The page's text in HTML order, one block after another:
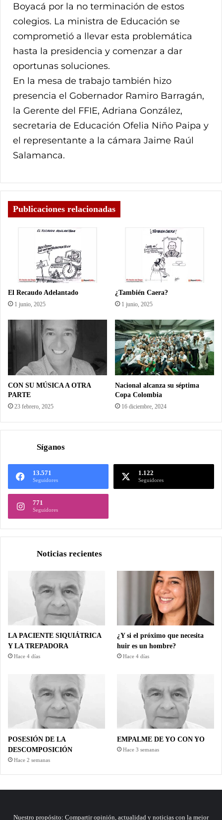
Boyacá por la no terminación de estos
colegios. La ministra de Educación se
comprometió a llevar esta problemática
hasta la presidencia y comenzar a dar
oportunas soluciones.
En la mesa de trabajo también hizo
presencia el Gobernador Ramiro Barragán,
la Gerente del FFIE, Adriana González,
secretaria de Educación Ofelia Niño Paipa y
el representante a la cámara Jaime Raúl
Salamanca.
Publicaciones relacionadas
El Recaudo Adelantado
1 junio, 2025
¿También Caera?
1 junio, 2025
CON SU MÚSICA A OTRA
PARTE
23 febrero, 2025
Nacional alcanza su séptima
Copa Colombia
16 diciembre, 2024
Síganos
13.571
Seguidores
1.122
Seguidores
771
Seguidores
Noticias recientes
LA PACIENTE SIQUIÁTRICA
Y LA TREPADORA
Hace 4 días
¿Y si el próximo que necesita
huir es un hombre?
Hace 4 días
POSESIÓN DE LA
DESCOMPOSICIÓN
Hace 2 semanas
EMPALME DE YO CON YO
Hace 3 semanas
Nuestro propósito: Compartir opinión, actualidad y noticias con la mejor